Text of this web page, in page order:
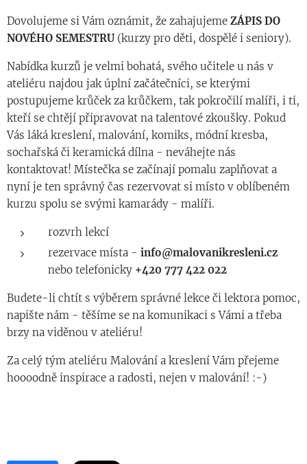
Dovolujeme si Vám oznámit, že zahajujeme ZÁPIS DO
NOVÉHO SEMESTRU (kurzy pro děti, dospělé i seniory).
Nabídka kurzů je velmi bohatá, svého učitele u nás v
ateliéru najdou jak úplní začátečníci, se kterými
postupujeme krůček za krůčkem, tak pokročilí malíři, i ti,
kteří se chtějí připravovat na talentové zkoušky. Pokud
Vás láká kreslení, malování, komiks, módní kresba,
sochařská či keramická dílna - neváhejte nás
kontaktovat! Místečka se začínají pomalu zaplňovat a
nyní je ten správný čas rezervovat si místo v oblíbeném
kurzu spolu se svými kamarády - malíři.
rozvrh lekcí
rezervace místa - info@malovanikresleni.cz
nebo telefonicky +420 777 422 022
Budete-li chtít s výběrem správné lekce či lektora pomoc,
napište nám - těšíme se na komunikaci s Vámi a třeba
brzy na viděnou v ateliéru!
Za celý tým ateliéru Malování a kreslení Vám přejeme
hoooodně inspirace a radosti, nejen v malování! :-)